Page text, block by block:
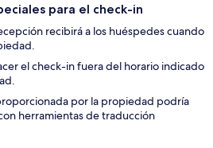
para el check-in
recibirá a los huéspedes cuando
el check-in fuera del horario indicado
por la propiedad podría
herramientas de traducción